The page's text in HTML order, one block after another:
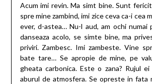
Acum imi revin. Ma simt bine. Sunt
spre mine zambind, imi zice ceva ca-i cea
ever, d-astea… Nu-l aud, am ochi numai
danseaza acolo, se simte bine, ma
priviri. Zambesc. Imi zambeste. Vine
bate tare… Se apropie de mine, pe
gheata carbonica. Este o zana? Rujul
aburul de atmosfera. Se opreste in fata